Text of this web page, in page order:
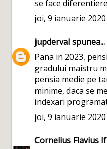
se face
joi, 9 ianuarie 2020
jupdervalspunea...
Pana in 2023,
gradului maistru
pensia medie pe
minime, daca se
indexari
joi, 9 ianuarie 2020
Cornelius Flavius